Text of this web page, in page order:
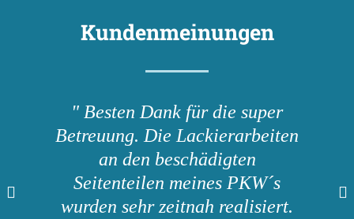
Kundenmeinungen
" Besten Dank für die super
Betreuung. Die Lackierarbeiten
an den beschädigten
Seitenteilen meines PKW´s
wurden sehr zeitnah realisiert.